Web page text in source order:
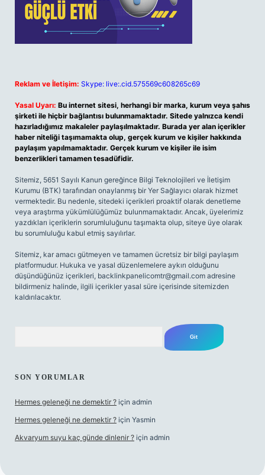
Reklam ve İletişim: Skype: live:.cid.575569c608265c69
Yasal Uyarı: Bu internet sitesi, herhangi bir marka, kurum veya şahıs
şirketi ile hiçbir bağlantısı bulunmamaktadır. Sitede yalnızca kendi
hazırladığımız makaleler paylaşılmaktadır. Burada yer alan içerikler
haber niteliği taşımamakta olup, gerçek kurum ve kişiler hakkında
paylaşım yapılmamaktadır. Gerçek kurum ve kişiler ile isim
benzerlikleri tamamen tesadüfidir.
Sitemiz, 5651 Sayılı Kanun gereğince Bilgi Teknolojileri ve İletişim
Kurumu (BTK) tarafından onaylanmış bir Yer Sağlayıcı olarak hizmet
vermektedir. Bu nedenle, sitedeki içerikleri proaktif olarak denetleme
veya araştırma yükümlülüğümüz bulunmamaktadır. Ancak, üyelerimiz
yazdıkları içeriklerin sorumluluğunu taşımakta olup, siteye üye olarak
bu sorumluluğu kabul etmiş sayılırlar.
Sitemiz, kar amacı gütmeyen ve tamamen ücretsiz bir bilgi paylaşım
platformudur. Hukuka ve yasal düzenlemelere aykırı olduğunu
düşündüğünüz içerikleri, backlinkpanelicomtr@gmail.com adresine
bildirmeniz halinde, ilgili içerikler yasal süre içerisinde sitemizden
kaldırılacaktır.
SON YORUMLAR
Hermes geleneği ne demektir ? için admin
Hermes geleneği ne demektir ? için Yasmin
Akvaryum suyu kaç günde dinlenir ? için admin